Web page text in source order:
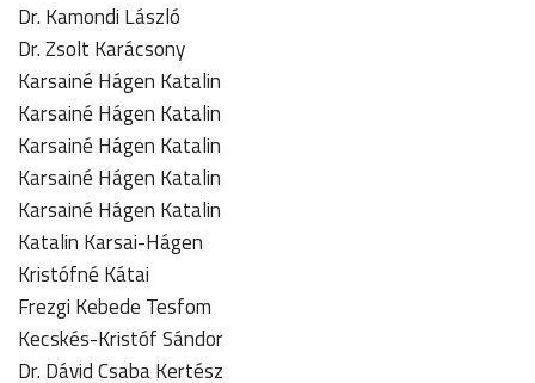
Dr. Kamondi László
Dr. Zsolt Karácsony
Karsainé Hágen Katalin
Karsainé Hágen Katalin
Karsainé Hágen Katalin
Karsainé Hágen Katalin
Karsainé Hágen Katalin
Katalin Karsai-Hágen
Kristófné Kátai
Frezgi Kebede Tesfom
Kecskés-Kristóf Sándor
Dr. Dávid Csaba Kertész